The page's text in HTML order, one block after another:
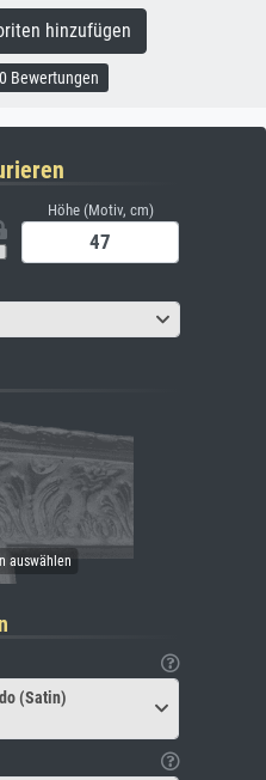
hinzufügen
0 Bewertungen
Höhe (Motiv, cm)
(Satin)